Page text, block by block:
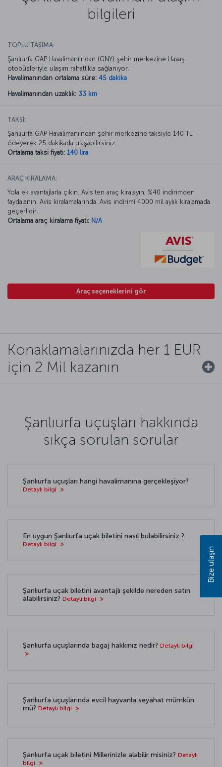
bilgileri
TOPLU TAŞIMA:
Şanlıurfa GAP Havalimanı’ndan (GNY) şehir merkezine Havaş
otobüsleriyle ulaşım rahatlıkla sağlanıyor.
Havalimanından ortalama süre: 45 dakika
Havalimanından uzaklık: 33 km
TAKSİ:
Şanlıurfa GAP Havalimanı’ndan şehir merkezine taksiyle 140 TL
ödeyerek 25 dakikada ulaşabilirsiniz.
Ortalama taksi fiyatı: 140 lira
ARAÇ KİRALAMA:
Yola ek avantajlarla çıkın. Avis’ten araç kiralayın, %40 indirimden
faydalanın. Avis kiralamalarında. Avis indirimi 4000 mil aylık kiralamada
geçerlidir.
Ortalama araç kiralama fiyatı: N/A
Araç seçeneklerini gör
Konaklamalarınızda her 1 EUR
için 2 Mil kazanın
Şanlıurfa uçuşları hakkında
sıkça sorulan sorular
Şanlıurfa uçuşları hangi havalimanına gerçekleşiyor?
Detaylı bilgi
En uygun Şanlıurfa uçak biletini nasıl bulabilirsiniz ?
Detaylı bilgi
Şanlıurfa uçak biletini avantajlı şekilde nereden satın
alabilirsiniz? Detaylı bilgi
Şanlıurfa uçuşlarında bagaj hakkınız nedir? Detaylı bilgi
Şanlıurfa uçuşlarında evcil hayvanla seyahat mümkün
mü? Detaylı bilgi
Şanlıurfa uçak biletini Millerinizle alabilir misiniz? Detaylı
bilgi
Bize ulaşın